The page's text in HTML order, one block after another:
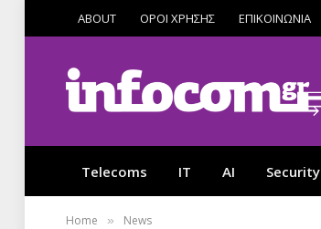
ABOUT ΟΡΟΙ ΧΡΗΣΗΣ ΕΠΙΚΟΙΝΩΝΙΑ
Telecoms IT AI Security
Home » News